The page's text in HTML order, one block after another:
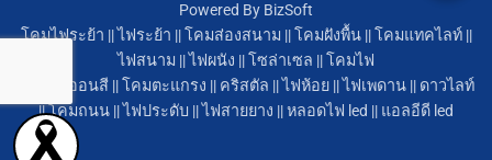
Powered By BizSoft
โคมไฟระย้า ||ไฟระย้า ||โคมส่องสนาม ||โคมฝังพื้น||โคมแทคไลท์||
ไฟสนาม ||ไฟผนัง ||โซล่าเซล ||โคมไฟ
หลอดนีออนสี ||โคมตะแกรง || คริสตัล ||ไฟห้อย ||ไฟเพดาน || ดาวไลท์
||โคมถนน ||ไฟประดับ ||ไฟสายยาง ||หลอดไฟ led || แอลอีดี led